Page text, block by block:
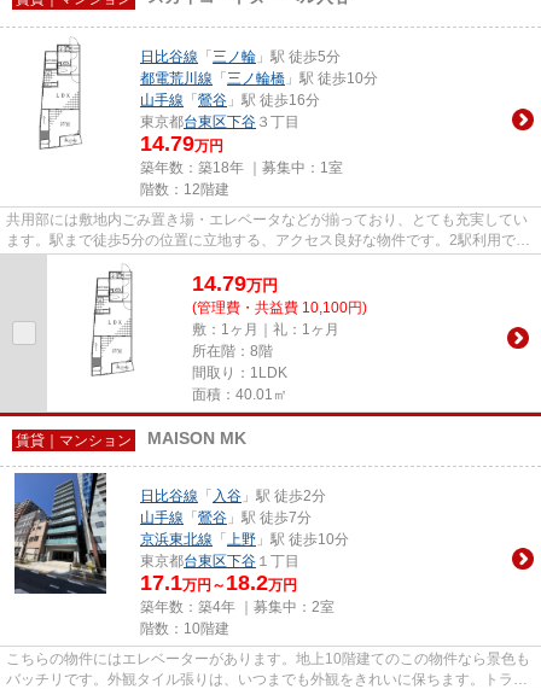
日比谷線 「 三ノ輪 」駅 徒歩5分
都電荒川線 「 三ノ輪橋 」駅 徒歩10分
山手線 「 鶯谷 」駅 徒歩16分
東京都台東区下谷 ３丁目
14.79万円
築年数：築18年 ｜募集中： 1室
階数：12階建
共用部には敷地内ごみ置き場・エレベータなどが揃っており、とても充実してい
ます。駅まで徒歩5分の位置に立地する、アクセス良好な物件です。2駅利用でき
るので電車をよく使う方にお...
14.79万円
(管理費・共益費 10,100円)
敷：1ヶ月｜礼：1ヶ月
所在階：8階
間取り：1LDK
面積：40.01㎡
賃貸｜マンション MAISON MK
日比谷線 「 入谷 」駅 徒歩2分
山手線 「 鶯谷 」駅 徒歩7分
京浜東北線 「 上野 」駅 徒歩10分
東京都台東区下谷 １丁目
17.1万円～ 18.2万円
築年数：築4年 ｜募集中： 2室
階数：10階建
こちらの物件にはエレベーターがあります。地上10階建てのこの物件なら景色も
バッチリです。外観タイル張りは、いつまでも外観をきれいに保ちます。トラス